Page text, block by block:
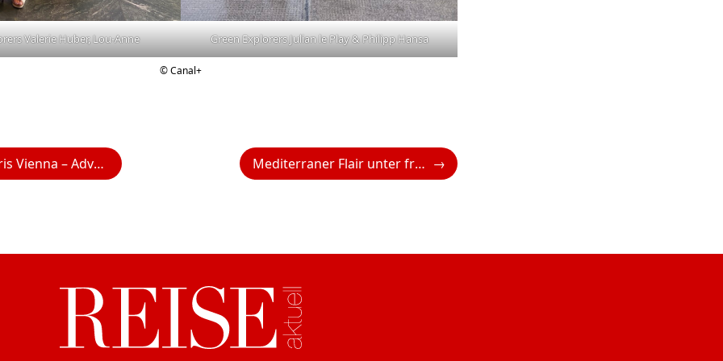
Valerie Huber, Lou-Anne Green Explorers Julian le Play & Philipp Hansa
©️ Canal+
Mediterraner Flair unter freiem Himmel: Seven North’s Hidden Garden
Design & Weihnachten in Wien